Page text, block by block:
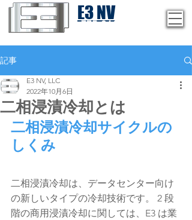
E3 NV
1-775-246-8111
記事
二相浸漬冷却とは
E3 NV, LLC
2022年10月6日
二相浸漬冷却サイクルの
しくみ
二相浸漬冷却は、データセンター向け
の新しいタイプの冷却技術です。 2 段
階の商用浸漬冷却に関しては、E3 は業